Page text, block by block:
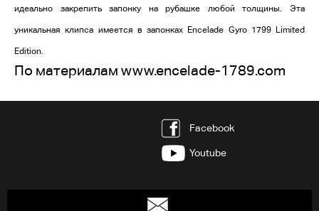
идеально закрепить запонку на рубашке любой толщины. Эта
уникальная клипса имеется в запонках Encelade Gyro 1799 Limited
Edition.
По материалам www.encelade-1789.com
Facebook
Youtube